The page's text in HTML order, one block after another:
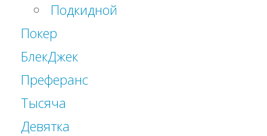
Подкидной
Покер
БлекДжек
Преферанс
Тысяча
Девятка